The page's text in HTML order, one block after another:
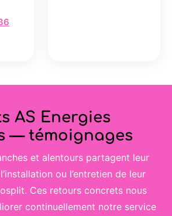
AS Energies
— témoignages
et alentours partagent leur
ou l’entretien de leur
Ces retours concrets nous
continuellement notre service